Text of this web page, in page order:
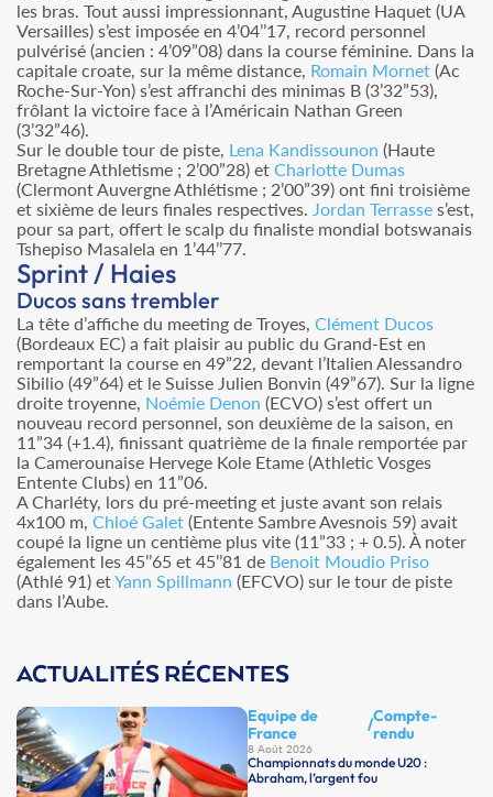
les bras. Tout aussi impressionnant, Augustine Haquet (UA
Versailles) s’est imposée en 4’04’’17, record personnel
pulvérisé (ancien : 4’09”08) dans la course féminine. Dans la
capitale croate, sur la même distance, Romain Mornet (Ac
Roche-Sur-Yon) s’est affranchi des minimas B (3’32”53),
frôlant la victoire face à l’Américain Nathan Green
(3’32”46).
Sur le double tour de piste, Lena Kandissounon (Haute
Bretagne Athletisme ; 2’00”28) et Charlotte Dumas
(Clermont Auvergne Athlétisme ; 2’00”39) ont fini troisième
et sixième de leurs finales respectives. Jordan Terrasse s’est,
pour sa part, offert le scalp du finaliste mondial botswanais
Tshepiso Masalela en 1’44’’77.
Sprint / Haies
Ducos sans trembler
La tête d’affiche du meeting de Troyes, Clément Ducos
(Bordeaux EC) a fait plaisir au public du Grand-Est en
remportant la course en 49”22, devant l’Italien Alessandro
Sibilio (49”64) et le Suisse Julien Bonvin (49”67). Sur la ligne
droite troyenne, Noémie Denon (ECVO) s’est offert un
nouveau record personnel, son deuxième de la saison, en
11”34 (+1.4), finissant quatrième de la finale remportée par
la Camerounaise Hervege Kole Etame (Athletic Vosges
Entente Clubs) en 11”06.
A Charléty, lors du pré-meeting et juste avant son relais
4x100 m, Chloé Galet (Entente Sambre Avesnois 59) avait
coupé la ligne un centième plus vite (11”33 ; + 0.5). À noter
également les 45’’65 et 45’’81 de Benoit Moudio Priso
(Athlé 91) etYann Spillmann (EFCVO) sur le tour de piste
dans l’Aube.
ACTUALITÉS RÉCENTES
Equipe de
France
/Compte-
rendu
8 Août 2026
Championnats du monde U20 :
Abraham, l’argent fou